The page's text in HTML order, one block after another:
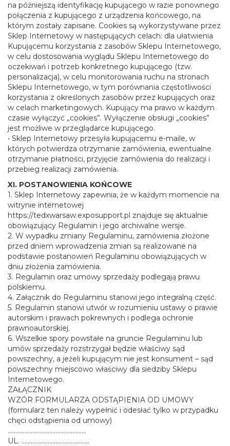
na późniejszą identyfikację kupującego w razie ponownego
połączenia z kupującego z urządzenia końcowego, na
którym zostały zapisane. Cookies są wykorzystywane przez
Sklep Internetowy w następujących celach: dla ułatwienia
Kupującemu korzystania z zasobów Sklepu Internetowego,
w celu dostosowania wyglądu Sklepu Internetowego do
oczekiwań i potrzeb konkretnego kupującego (tzw.
personalizacja), w celu monitorowania ruchu na stronach
Sklepu Internetowego, w tym porównania częstotliwości
korzystania z określonych zasobów przez kupujących oraz
w celach marketingowych. Kupujący ma prawo w każdym
czasie wyłączyć „cookies”. Wyłączenie obsługi „cookies”
jest możliwe w przeglądarce kupującego.
• Sklep Internetowy przesyła kupującemu e-maile, w
których potwierdza otrzymanie zamówienia, ewentualne
otrzymanie płatności, przyjęcie zamówienia do realizacji i
przebieg realizacji zamówienia.
XI. POSTANOWIENIA KOŃCOWE
1. Sklep Internetowy zapewnia, że w każdym momencie na
witrynie internetowej
https://tedxwarsaw.exposupport.pl znajduje się aktualnie
obowiązujący Regulamin i jego archiwalne wersje.
2. W wypadku zmiany Regulaminu, zamówienia złożone
przed dniem wprowadzenia zmian są realizowane na
podstawie postanowień Regulaminu obowiązujących w
dniu złożenia zamówienia.
3. Regulamin oraz umowy sprzedaży podlegają prawu
polskiemu.
4. Załącznik do Regulaminu stanowi jego integralną część.
5. Regulamin stanowi utwór w rozumieniu ustawy o prawie
autorskim i prawach pokrewnych i podlega ochronie
prawnoautorskiej.
6. Wszelkie spory powstałe na gruncie Regulaminu lub
umów sprzedaży rozstrzygał będzie właściwy sąd
powszechny, a jeżeli kupującym nie jest konsument – sąd
powszechny miejscowo właściwy dla siedziby Sklepu
Internetowego.
ZAŁĄCZNIK
WZÓR FORMULARZA ODSTĄPIENIA OD UMOWY
(formularz ten należy wypełnić i odesłać tylko w przypadku
chęci odstąpienia od umowy)
……………………………………………
UL. ……………………………………..